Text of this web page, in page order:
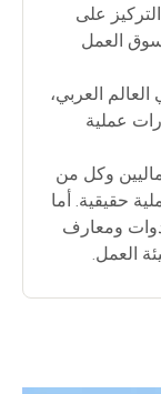
على
سوق العمل
العربي،
عملية
وكل من
حقيقية. أما
ومعارف
العمل.